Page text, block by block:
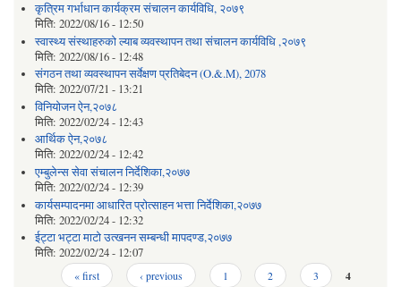
कृत्रिम गर्भाधान कार्यक्रम संचालन कार्यविधि, २०७९
मिति: 2022/08/16 - 12:50
स्वास्थ्य संस्थाहरुको ल्याब व्यवस्थापन तथा संचालन कार्यविधि ,२०७९
मिति: 2022/08/16 - 12:48
संगठन तथा व्यवस्थापन सर्वेक्षण प्रतिबेदन (O.&.M), 2078
मिति: 2022/07/21 - 13:21
विनियोजन ऐन,२०७८
मिति: 2022/02/24 - 12:43
आर्थिक ऐन,२०७८
मिति: 2022/02/24 - 12:42
एम्बुलेन्स सेवा संचालन निर्देशिका,२०७७
मिति: 2022/02/24 - 12:39
कार्यसम्पादनमा आधारित प्रोत्साहन भत्ता निर्देशिका,२०७७
मिति: 2022/02/24 - 12:32
ईट्टा भट्टा माटो उत्खनन सम्बन्धी मापदण्ड,२०७७
मिति: 2022/02/24 - 12:07
« first ‹ previous 1 2 3 4